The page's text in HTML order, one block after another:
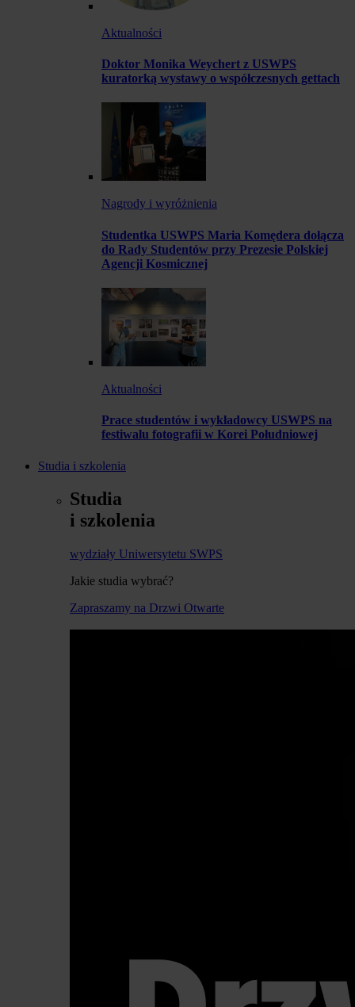
Aktualności
Doktor Monika Weychert z USWPS
kuratorką wystawy o współczesnych gettach
Nagrody i wyróżnienia
Studentka USWPS Maria Komędera dołącza
do Rady Studentów przy Prezesie Polskiej
Agencji Kosmicznej
Aktualności
Prace studentów i wykładowcy USWPS na
festiwalu fotografii w Korei Południowej
Studia i szkolenia
Studia
i szkolenia
wydziały Uniwersytetu SWPS
Jakie studia wybrać?
Zapraszamy na Drzwi Otwarte